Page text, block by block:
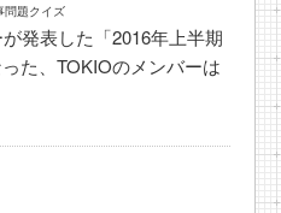
問題クイズ
発表した「2016年上半期
た、TOKIOのメンバーは